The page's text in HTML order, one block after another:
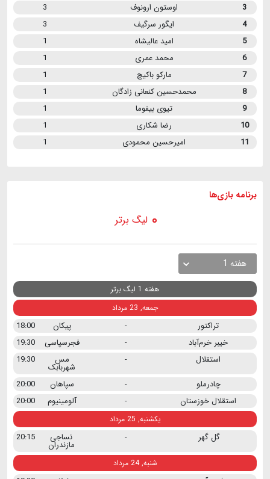
3
اوستون ارونوف
3
4
ایگور سرگیف
3
5
امید عالیشاه
1
6
محمد عمری
1
7
مارکو باکیچ
1
8
محمدحسین کنعانی زادگان
1
9
تیوی بیفوما
1
10
رضا شکاری
1
11
امیرحسین محمودی 1
برنامه بازی ها
لیگ برتر
هفته 1
هفته 1 لیگ برتر
جمعه, 23 مرداد
تراکتور - پیکان
18:00
خیبر خرم‌آباد
- فجرسپاسی
19:30
استقلال
- مس
شهربابک
19:30
چادرملو
- سپاهان
20:00
استقلال خوزستان
- آلومینیوم 20:00
یکشنبه, 25 مرداد
گل گهر - نساجی
مازندران
20:15
شنبه, 24 مرداد